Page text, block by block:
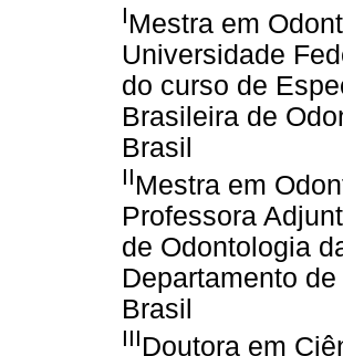
IMestra em
Universidade
do curso de
Brasileira de
Brasil
IIMestra em
Professora
de Odontologia
Departamento
Brasil
IIIDoutora em